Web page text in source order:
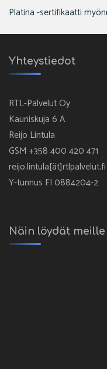
Platina -sertifikaatti
Yhteystiedot
RTL-Palvelut Oy
Kauniskuja 6 A
Reijo Lintula
GSM +358 400 420 471
reijo.lintula[ät]rtlpalvelut.fi
Y-tunnus FI 0884204-2
Näin löydät meille